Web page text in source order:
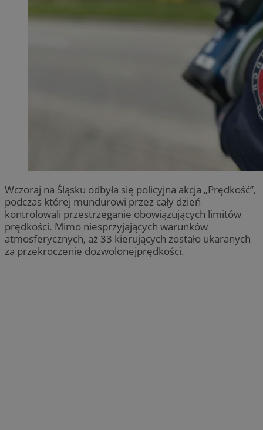
Wczoraj na Śląsku odbyła się policyjna akcja „Prędkość”,
podczas której mundurowi przez cały dzień
kontrolowali przestrzeganie obowiązujących limitów
prędkości. Mimo niesprzyjających warunków
atmosferycznych, aż 33 kierujących zostało ukaranych
za przekroczenie dozwolonejprędkości.